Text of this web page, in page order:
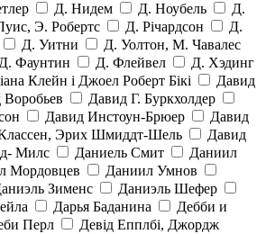
Д. Нидем Д. Ноубель
Д.
Э. Робертс Д. Річардсон
Д.
Д. Уитни
Д. Уолтон, М. Чавалес
Д. Фаунтин Д. Флейвел
Д. Хэдинг
Клейн і Джоел Роберт Бікі
Давид
Воробьев
Давид Г. Буркхолдер
Давид Инстоун-Брюер
Давид
Эрих Шмиддт-Шель
Давид
Милс Даниель Смит
Даниил
Мордовцев
Даниил Умнов
Зименс
Даниэль Шефер
Дарья Баданина
Дебби и
Перл
Девід Епплбі, Джордж